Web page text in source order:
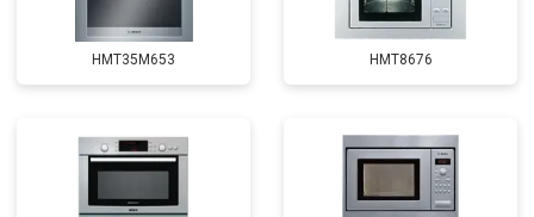
HMT35M653 HMT8676